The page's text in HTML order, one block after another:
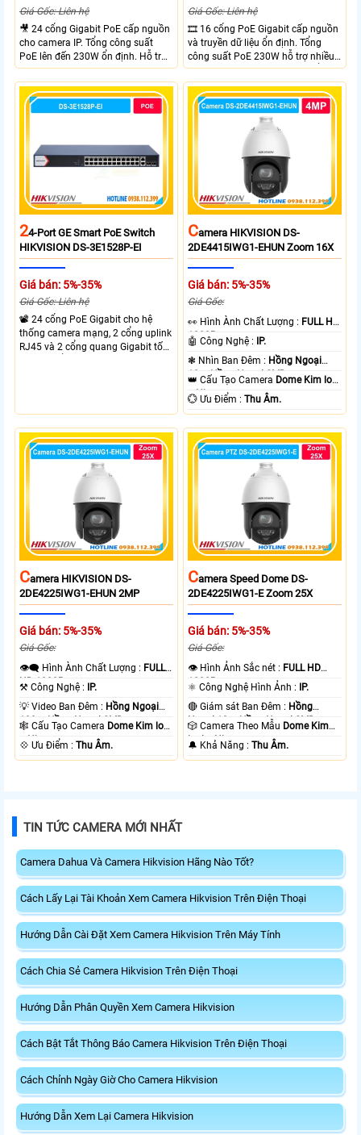
Giá Gốc: Liên hệ
🎥 24 cổng Gigabit PoE cấp nguồn
cho camera IP. Tổng công suất
PoE lên đến 230W ổn định. Hỗ trợ
truyền PoE xa đến 300 mét. Băng
thông chuyển mạch đạt 68 Gbps
mạnh mẽ.
Giá Gốc: Liên hệ
🎞 16 cổng PoE Gigabit cấp nguồn
và truyền dữ liệu ổn định. Tổng
công suất PoE 230W hỗ trợ nhiều
thiết bị cùng lúc. Tốc độ chuyển
mạch 68Gbps đảm bảo hiệu suất
cao ổn định. Hỗ trợ truyền PoE xa
lên đến 300m cho hệ thống
24-Port GE Smart PoE Switch
HIKVISION DS-3E1528P-EI
Giá bán: 5%-35%
Giá Gốc: Liên hệ
📽 24 cổng PoE Gigabit cho hệ
thống camera mạng, 2 cổng uplink
RJ45 và 2 cổng quang Gigabit tốc
CAmera HIKVISION DS-
2DE4415IWG1-EHUN Zoom 16X
Giá bán: 5%-35%
Giá Gốc:
️👀 Hình Ành Chất Lượng : FULL HD
1080P .
🤖️ Công Nghệ :
IP.
❃ Nhìn Ban Đêm : Hồng Ngoại
10m Hồng Ngoại SMD.
👑 Cấu Tạo Camera Dome Kim loại
+ Nhựa.
️💮 Ưu Điểm :Thu Âm.
CAmera HIKVISION DS-
2DE4225IWG1-EHUN 2MP
Giá bán: 5%-35%
Giá Gốc:
👁️‍🗨 Hình Ành Chất Lượng : FULL
HD 1080P .
⚒ Công Nghệ : IP.
💡 Video Ban Đêm : Hồng Ngoại
100m Hồng Ngoại SMD.
🕸️ Cấu Tạo Camera Dome Kim loại
+ Nhựa.
️💠 Ưu Điểm :Thu Âm.
CAmera Speed Dome DS-
2DE4225IWG1-E Zoom 25X
Giá bán: 5%-35%
Giá Gốc:
👁 Hình Ảnh Sắc nét : FULL HD
1080P .
⚛️ Công Nghệ Hình Ảnh : IP.
🔴 Giám sát Ban Đêm : Hồng
Ngoại 10m Hồng Ngoại SMD.
🎲 Camera Theo Mẫu Dome Kim
loại + Nhựa.
️🔔 Khả Năng :Thu Âm.
TIN TỨC CAMERA MỚI NHẤT
Camera Dahua Và Camera Hikvision Hãng Nào Tốt?
Cách Lấy Lại Tài Khoản Xem Camera Hikvision Trên Điện Thoại
Hướng Dẫn Cài Đặt Xem Camera Hikvision Trên Máy Tính
Cách Chia Sẻ Camera Hikvision Trên Điện Thoại
Hướng Dẫn Phân Quyền Xem Camera Hikvision
Cách Bật Tắt Thông Báo Camera Hikvision Trên Điện Thoại
Cách Chỉnh Ngày Giờ Cho Camera Hikvision
Hướng Dẫn Xem Lại Camera Hikvision